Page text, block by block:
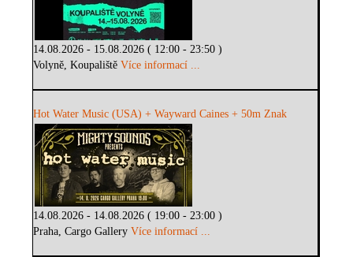
14.08.2026 - 15.08.2026 ( 12:00 - 23:50 )
Volyně, KoupalištěVíce informací ...
Hot Water Music (USA) + Wayward Caines + 50m Znak
14.08.2026 - 14.08.2026 ( 19:00 - 23:00 )
Praha, Cargo GalleryVíce informací ...